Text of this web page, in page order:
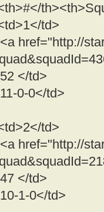
td>
href="http://
</td>
0-0</td>
td>
href="http://
</td>
1-0</td>